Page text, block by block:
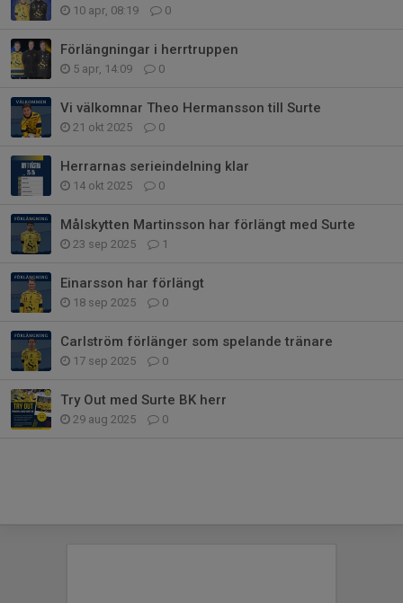
10 apr, 08:19 0
Förlängningar i herrtruppen
5 apr, 14:09 0
Vi välkomnar Theo Hermansson till Surte
21 okt 2025 0
Herrarnas serieindelning klar
14 okt 2025 0
Målskytten Martinsson har förlängt med Surte
23 sep 2025 1
Einarsson har förlängt
18 sep 2025 0
Carlström förlänger som spelande tränare
17 sep 2025 0
Try Out med Surte BK herr
29 aug 2025 0